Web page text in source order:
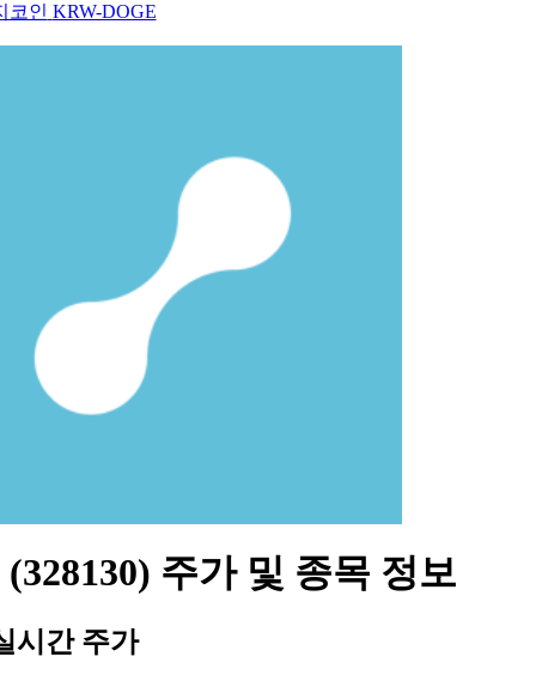
코인 KRW-DOGE
주가 및 종목 정보
시간 주가